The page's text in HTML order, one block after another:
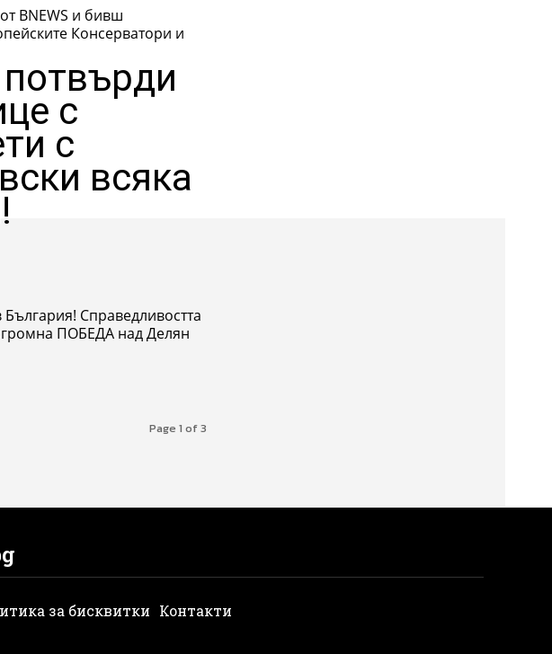
BNEWS и бивш
Консерватори и
с
с
всяка
Справедливостта
ПОБЕДА над Делян
Page 1 of 3
за бисквитки Контакти